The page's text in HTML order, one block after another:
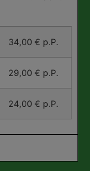
34,00 € p.P.
29,00 € p.P.
24,00 € p.P.